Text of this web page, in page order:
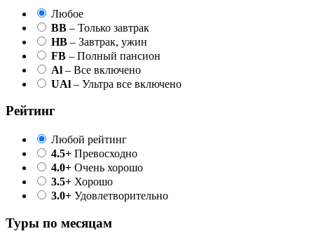
Любое
BB – Только завтрак
HB – Завтрак, ужин
FB – Полный пансион
Al – Все включено
UAl – Ультра все включено
Рейтинг
Любой рейтинг
4.5+ Превосходно
4.0+ Очень хорошо
3.5+ Хорошо
3.0+ Удовлетворительно
Туры по месяцам